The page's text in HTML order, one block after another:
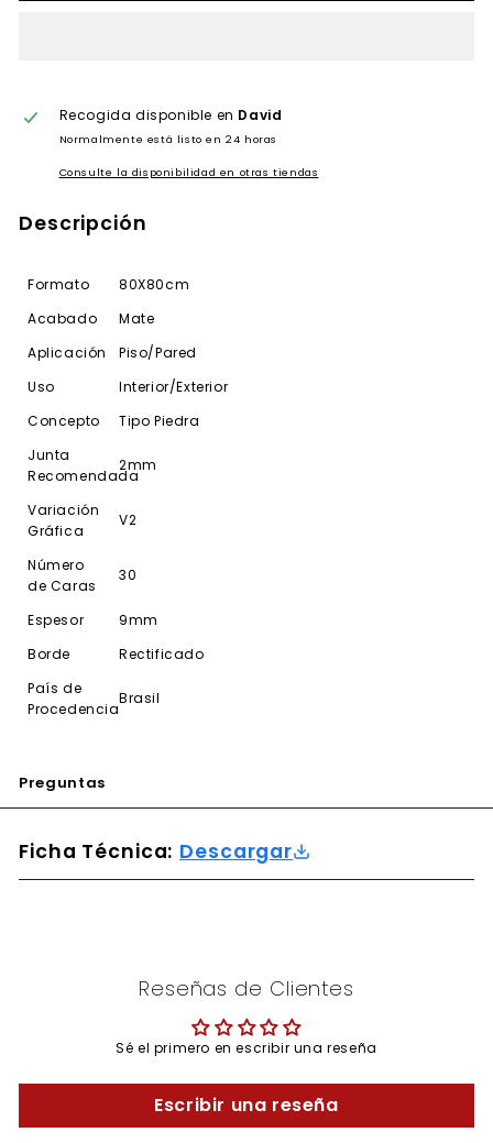
Recogida disponible en David
Normalmente está listo en 24 horas
Consulte la disponibilidad en otras tiendas
Descripción
Formato
80X80cm
Acabado
Mate
Aplicación
Piso/Pared
Uso
Interior/Exterior
Concepto
Tipo Piedra
Junta
Recomendada
2mm
Variación
Gráfica
V2
Número
de Caras
30
Espesor
9mm
Borde
Rectificado
País de
Procedencia
Brasil
Preguntas
Ficha Técnica: Descargar
Reseñas de Clientes
Sé el primero en escribir una reseña
Escribir una reseña